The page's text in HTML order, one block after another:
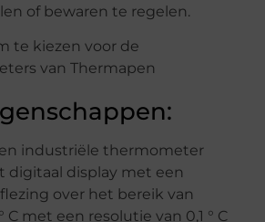
of bewaren te regelen.
industriële thermometer
digitaal display met een
over het bereik van
C met een resolutie van 0,1 ° C